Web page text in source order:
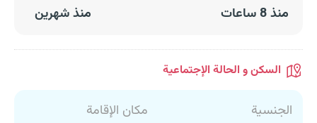
منذ 8 ساعات
منذ شهرين
السكن و الحالة الإجتماعية
الجنسية
مكان الإقامة